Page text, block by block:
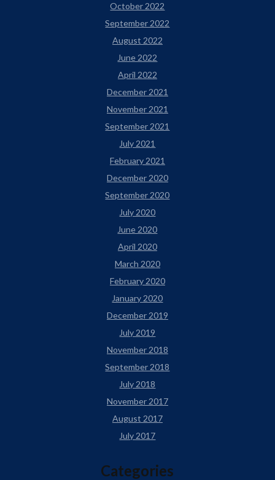
October 2022
September 2022
August 2022
June 2022
April 2022
December 2021
November 2021
September 2021
July 2021
February 2021
December 2020
September 2020
July 2020
June 2020
April 2020
March 2020
February 2020
January 2020
December 2019
July 2019
November 2018
September 2018
July 2018
November 2017
August 2017
July 2017
Categories